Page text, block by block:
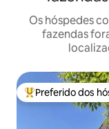
Os hóspedes
fazendas
Entre os melhores
Preferido dos